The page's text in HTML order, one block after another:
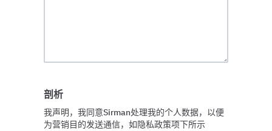
剖析
我声明，我同意Sirman处理我的个人数据，以便
为营销目的发送通信，如隐私政策项下所示